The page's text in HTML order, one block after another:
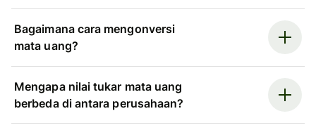
Bagaimana cara mengonversi
mata uang?
Mengapa nilai tukar mata uang
berbeda di antara perusahaan?